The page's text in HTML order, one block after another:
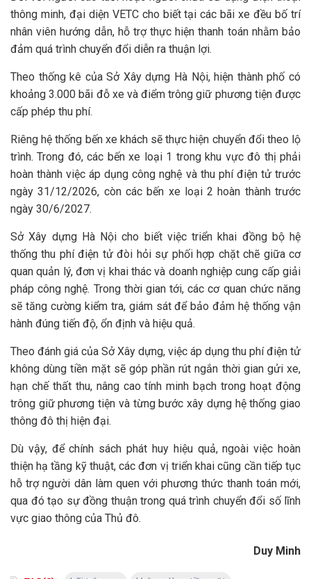
thông minh, đại diện VETC cho biết tại các bãi xe đều bố trí
nhân viên hướng dẫn, hỗ trợ thực hiện thanh toán nhằm bảo
đảm quá trình chuyển đổi diễn ra thuận lợi.
Theo thống kê của Sở Xây dựng Hà Nội, hiện thành phố có
khoảng 3.000 bãi đỗ xe và điểm trông giữ phương tiện được
cấp phép thu phí.
Riêng hệ thống bến xe khách sẽ thực hiện chuyển đổi theo lộ
trình. Trong đó, các bến xe loại 1 trong khu vực đô thị phải
hoàn thành việc áp dụng công nghệ và thu phí điện tử trước
ngày 31/12/2026, còn các bến xe loại 2 hoàn thành trước
ngày 30/6/2027.
Sở Xây dựng Hà Nội cho biết việc triển khai đồng bộ hệ
thống thu phí điện tử đòi hỏi sự phối hợp chặt chẽ giữa cơ
quan quản lý, đơn vị khai thác và doanh nghiệp cung cấp giải
pháp công nghệ. Trong thời gian tới, các cơ quan chức năng
sẽ tăng cường kiểm tra, giám sát để bảo đảm hệ thống vận
hành đúng tiến độ, ổn định và hiệu quả.
Theo đánh giá của Sở Xây dựng, việc áp dụng thu phí điện tử
không dùng tiền mặt sẽ góp phần rút ngắn thời gian gửi xe,
hạn chế thất thu, nâng cao tính minh bạch trong hoạt động
trông giữ phương tiện và từng bước xây dựng hệ thống giao
thông đô thị hiện đại.
Dù vậy, để chính sách phát huy hiệu quả, ngoài việc hoàn
thiện hạ tầng kỹ thuật, các đơn vị triển khai cũng cần tiếp tục
hỗ trợ người dân làm quen với phương thức thanh toán mới,
qua đó tạo sự đồng thuận trong quá trình chuyển đổi số lĩnh
vực giao thông của Thủ đô.
Duy Minh